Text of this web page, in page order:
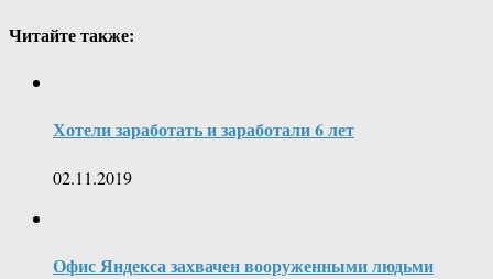
Читайте также:
Хотели заработать и заработали 6 лет
02.11.2019
Офис Яндекса захвачен вооруженными людьми